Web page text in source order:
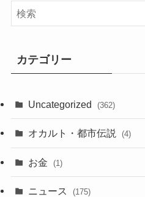
カテゴリー
Uncategorized (362)
オカルト・都市伝説 (4)
お金 (1)
ニュース (175)